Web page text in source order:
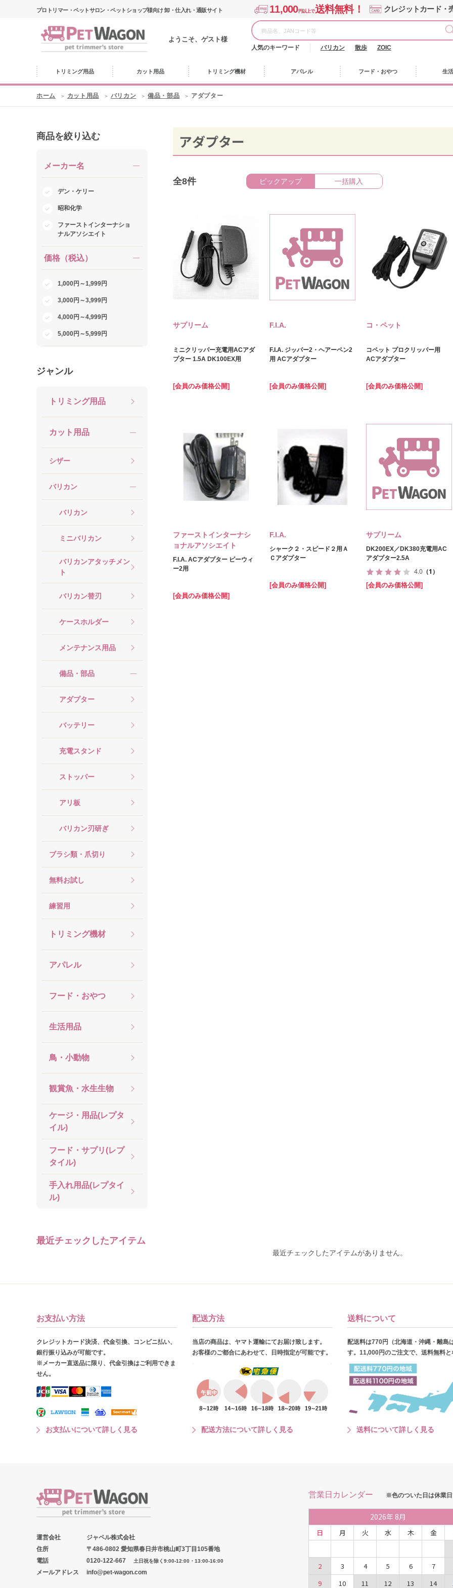
プロトリマー・ペットサロン・ペットショップ様向け 卸・仕入れ・通販サイト 11,000円以上で送料無料！ クレジットカード・
ようこそ、ゲスト様
人気のキーワード バリカン 散歩 ZOIC
トリミング用品 カット用品 トリミング機材 アパレル フード・おやつ 生
ホーム カット用品 バリカン 備品・部品 アダプター
商品を絞り込む
メーカー名
デン・ケリー
昭和化学
ファーストインターナショ
ナルアソシエイト
価格（税込）
1,000円～1,999円
3,000円～3,999円
4,000円～4,999円
5,000円～5,999円
ジャンル
トリミング用品
カット用品
シザー
バリカン
バリカン
ミニバリカン
バリカンアタッチメン
ト
バリカン替刃
ケースホルダー
メンテナンス用品
備品・部品
アダプター
バッテリー
充電スタンド
ストッパー
アリ板
バリカン刃研ぎ
ブラシ類・爪切り
無料お試し
練習用
トリミング機材
アパレル
フード・おやつ
生活用品
鳥・小動物
観賞魚・水生生物
ケージ・用品(レプタ
イル)
フード・サプリ(レプ
タイル)
手入れ用品(レプタイ
ル)
アダプター
全8件 ピックアップ 一括購入
サプリーム
ミニクリッパー充電用ACアダ
プター 1.5A DK100EX用
[会員のみ価格公開]
F.I.A.
F.I.A. ジッパー2・ヘアーペン2
用 ACアダプター
[会員のみ価格公開]
コ・ペット
コペット プロクリッパー用
ACアダプター
[会員のみ価格公開]
ファーストインターナシ
ョナルアソシエイト
F.I.A. ACアダプター ピーウィ
ー2用
[会員のみ価格公開]
F.I.A.
シャーク２・スピード２用Ａ
Ｃアダプター
[会員のみ価格公開]
サプリーム
DK200EX／DK380充電用AC
アダプター2.5A
4.0 （1）
[会員のみ価格公開]
最近チェックしたアイテム
最近チェックしたアイテムがありません。
お支払い方法
クレジットカード決済、代金引換、コンビニ払い、
銀行振り込みが可能です。
※メーカー直送品に限り、代金引換はご利用できま
せん。
お支払いについて詳しく見る
配送方法
当店の商品は、ヤマト運輸にてお届け致します。
お客様のご都合にあわせて、日時指定が可能です。
配送方法について詳しく見る
送料について
配送料は770円（北海道・沖縄・離島
す。11,000円のご注文で、送料無料と
送料について詳しく見る
運営会社
ジャペル株式会社
住所
〒486-0802 愛知県春日井市桃山町3丁目105番地
電話
0120-122-667 土日祝を除く9:00-12:00・13:00-16:00
メールアドレス info@pet-wagon.com
営業日カレンダー ※色のついた日は休業日
2026年 8月
日 月 火 水 木 金
2
3 4 5 6 7
9
10 11 12 13 14